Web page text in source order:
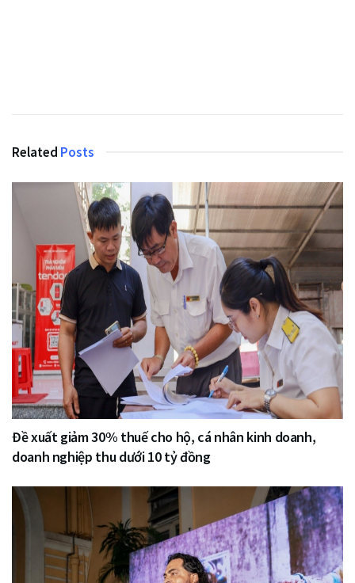
Related Posts
Đề xuất giảm 30% thuế cho hộ, cá nhân kinh doanh,
doanh nghiệp thu dưới 10 tỷ đồng